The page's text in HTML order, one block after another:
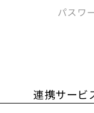
パスワ
連携サービ